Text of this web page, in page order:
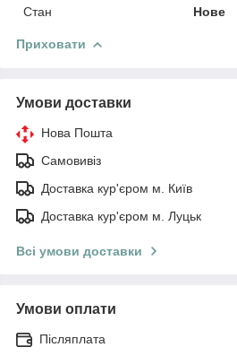
Стан
Нове
Приховати
Умови доставки
Нова Пошта
Самовивіз
Доставка кур'єром м. Київ
Доставка кур'єром м. Луцьк
Всі умови доставки
Умови оплати
Післяплата